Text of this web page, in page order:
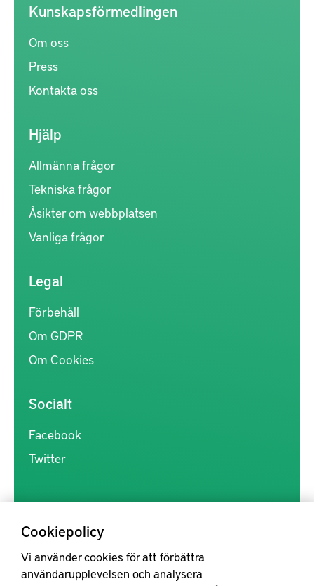
Cookiepolicy
Vi använder cookies för att förbättra
användarupplevelsen och analysera
Kunskapsförmedlingen
Om oss
Press
Kontakta oss
Hjälp
Allmänna frågor
Tekniska frågor
Åsikter om webbplatsen
Vanliga frågor
Legal
Förbehåll
Om GDPR
Om Cookies
Socialt
Facebook
Twitter
Kunskapsförmedlingen är en samlingsplats för svensk forskning
inom produkt- och produktionsutveckling, med syftet att göra